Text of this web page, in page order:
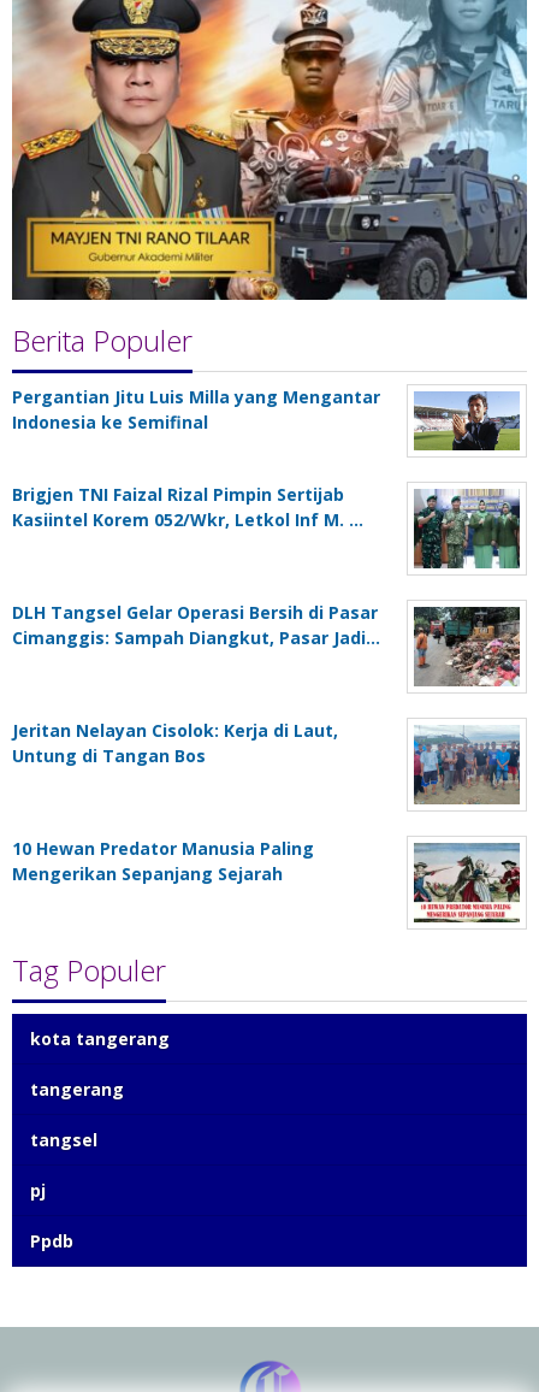
Berita Populer
Pergantian Jitu Luis Milla yang Mengantar
Indonesia ke Semifinal
Brigjen TNI Faizal Rizal Pimpin Sertijab
Kasiintel Korem 052/Wkr, Letkol Inf M. …
DLH Tangsel Gelar Operasi Bersih di Pasar
Cimanggis: Sampah Diangkut, Pasar Jadi…
Jeritan Nelayan Cisolok: Kerja di Laut,
Untung di Tangan Bos
10 Hewan Predator Manusia Paling
Mengerikan Sepanjang Sejarah
Tag Populer
kota tangerang
tangerang
tangsel
pj
Ppdb